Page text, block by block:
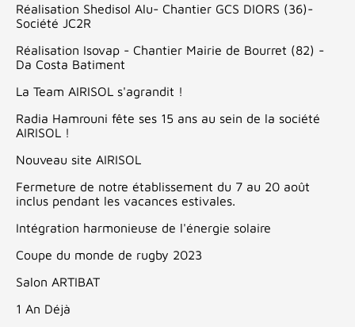
Réalisation Shedisol Alu- Chantier GCS DIORS (36)-
Société JC2R
Réalisation Isovap - Chantier Mairie de Bourret (82) -
Da Costa Batiment
La Team AIRISOL s'agrandit !
Radia Hamrouni fête ses 15 ans au sein de la société
AIRISOL !
Nouveau site AIRISOL
Fermeture de notre établissement du 7 au 20 août
inclus pendant les vacances estivales.
Intégration harmonieuse de l'énergie solaire
Coupe du monde de rugby 2023
Salon ARTIBAT
1 An Déjà